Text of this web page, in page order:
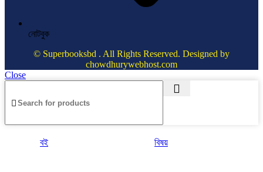
নোটবুক
© Superbooksbd . All Rights Reserved. Designed by
chowdhurywebhost.com
Close
বই বিষয়